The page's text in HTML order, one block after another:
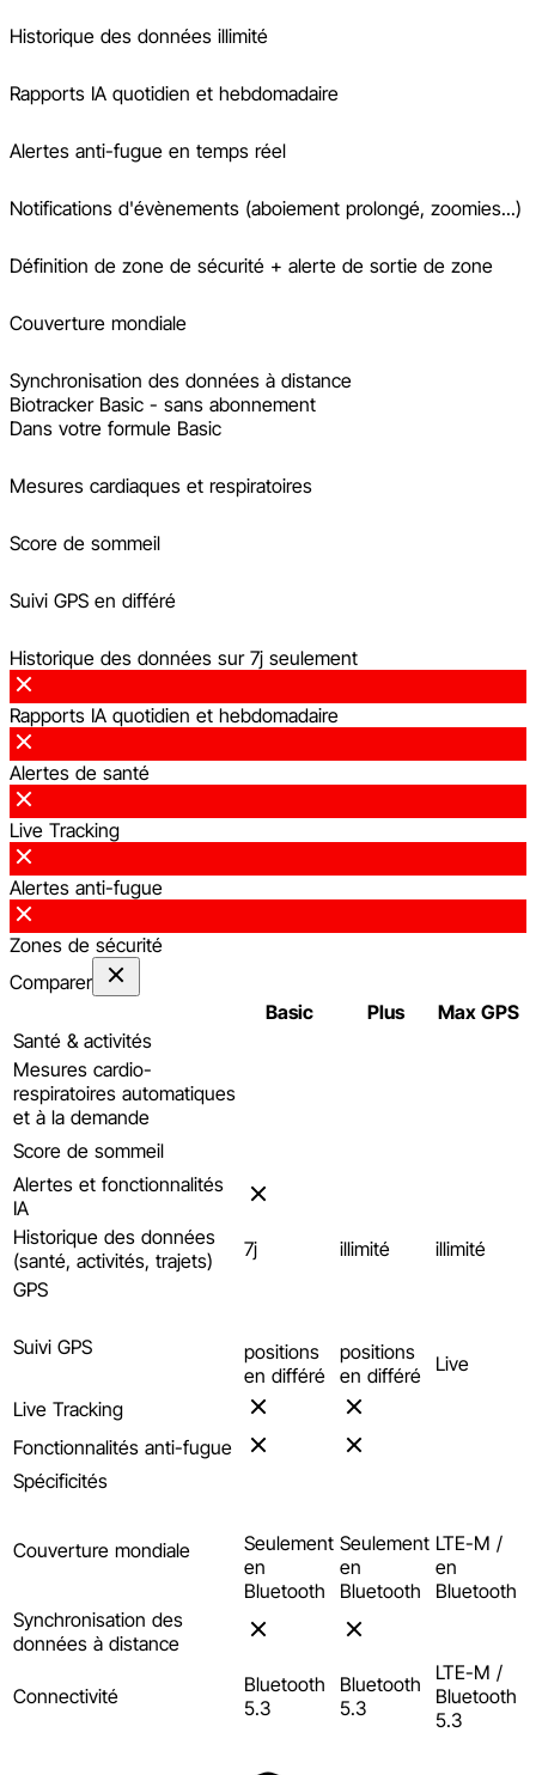
Historique des données illimité
Rapports IA quotidien et hebdomadaire
Alertes anti-fugue en temps réel
Notifications d'évènements (aboiement prolongé, zoomies...)
Définition de zone de sécurité + alerte de sortie de zone
Couverture mondiale
Synchronisation des données à distance
Biotracker Basic - sans abonnement
Dans votre formule Basic
Mesures cardiaques et respiratoires
Score de sommeil
Suivi GPS en différé
Historique des données sur 7j seulement
Rapports IA quotidien et hebdomadaire
Alertes de santé
Live Tracking
Alertes anti-fugue
Zones de sécurité
Comparer
Basic
Plus
Max GPS
Santé & activités
Mesures cardio-
respiratoires automatiques
et à la demande
Score de sommeil
Alertes et fonctionnalités
IA
Historique des données
(santé, activités, trajets)
7j illimité
illimité
GPS
Suivi GPS
positions
en différé
positions
en différé
Live
Live Tracking
Fonctionnalités anti-fugue
Spécificités
Couverture mondiale
Seulement
en
Bluetooth
Seulement
en
Bluetooth
LTE-M /
en
Bluetooth
Synchronisation des
données à distance
Connectivité
Bluetooth
5.3
Bluetooth
5.3
LTE-M /
Bluetooth
5.3